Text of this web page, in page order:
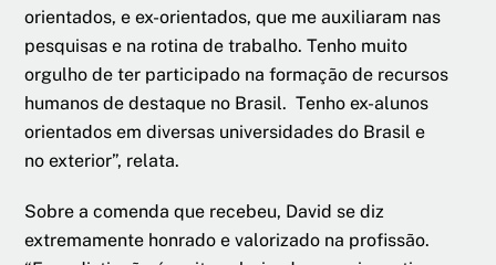
orientados, e ex-orientados, que me auxiliaram nas
pesquisas e na rotina de trabalho. Tenho muito
orgulho de ter participado na formação de recursos
humanos de destaque no Brasil. Tenho ex-alunos
orientados em diversas universidades do Brasil e
no exterior”, relata.
Sobre a comenda que recebeu, David se diz
extremamente honrado e valorizado na profissão.